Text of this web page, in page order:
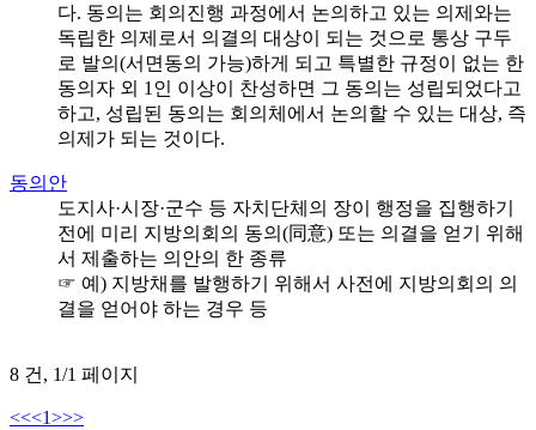
다. 동의는 회의진행 과정에서 논의하고 있는 의제와는
독립한 의제로서 의결의 대상이 되는 것으로 통상 구두
로 발의(서면동의 가능)하게 되고 특별한 규정이 없는 한
동의자 외 1인 이상이 찬성하면 그 동의는 성립되었다고
하고, 성립된 동의는 회의체에서 논의할 수 있는 대상, 즉
의제가 되는 것이다.
동의안
도지사·시장·군수 등 자치단체의 장이 행정을 집행하기
전에 미리 지방의회의 동의(同意) 또는 의결을 얻기 위해
서 제출하는 의안의 한 종류
☞ 예) 지방채를 발행하기 위해서 사전에 지방의회의 의
결을 얻어야 하는 경우 등
8 건, 1/1 페이지
<<<1>>>